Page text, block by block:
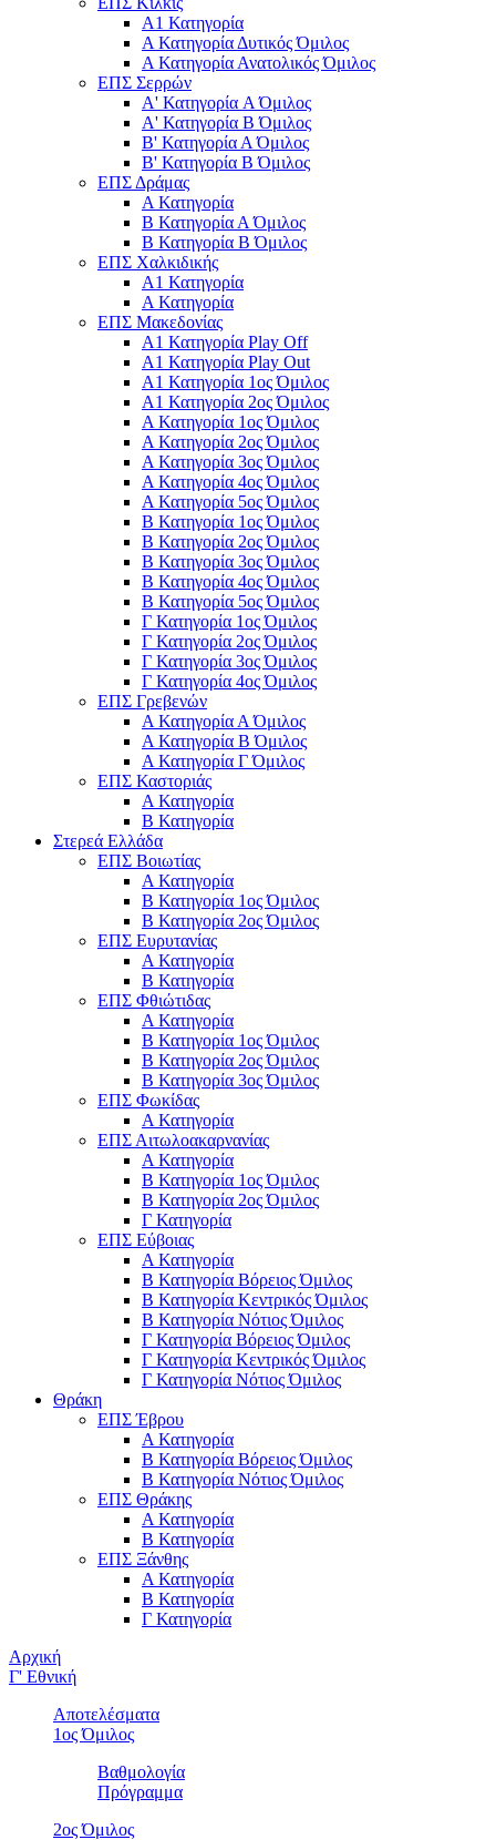
Α1 Κατηγορία
Α Κατηγορία Δυτικός Όμιλος
Α Κατηγορία Ανατολικός Όμιλος
ΕΠΣ Σερρών
Α' Κατηγορία A Όμιλος
Α' Κατηγορία Β Όμιλος
Β' Κατηγορία Α Όμιλος
Β' Κατηγορία Β Όμιλος
ΕΠΣ Δράμας
Α Κατηγορία
Β Κατηγορία Α Όμιλος
Β Κατηγορία Β Όμιλος
ΕΠΣ Χαλκιδικής
Α1 Κατηγορία
Α Κατηγορία
ΕΠΣ Μακεδονίας
Α1 Κατηγορία Play Off
Α1 Κατηγορία Play Out
Α1 Κατηγορία 1ος Όμιλος
Α1 Κατηγορία 2ος Όμιλος
Α Κατηγορία 1ος Όμιλος
Α Κατηγορία 2ος Όμιλος
Α Κατηγορία 3ος Όμιλος
Α Κατηγορία 4ος Όμιλος
Α Κατηγορία 5ος Όμιλος
Β Κατηγορία 1ος Όμιλος
Β Κατηγορία 2ος Όμιλος
Β Κατηγορία 3ος Όμιλος
Β Κατηγορία 4ος Όμιλος
Β Κατηγορία 5ος Όμιλος
Γ Κατηγορία 1ος Όμιλος
Γ Κατηγορία 2ος Όμιλος
Γ Κατηγορία 3ος Όμιλος
Γ Κατηγορία 4ος Όμιλος
ΕΠΣ Γρεβενών
Α Κατηγορία Α Όμιλος
Α Κατηγορία B Όμιλος
Α Κατηγορία Γ Όμιλος
ΕΠΣ Καστοριάς
Α Κατηγορία
Β Κατηγορία
Στερεά Ελλάδα
ΕΠΣ Βοιωτίας
Α Κατηγορία
Β Κατηγορία 1ος Όμιλος
Β Κατηγορία 2ος Όμιλος
ΕΠΣ Ευρυτανίας
Α Κατηγορία
Β Κατηγορία
ΕΠΣ Φθιώτιδας
Α Κατηγορία
Β Κατηγορία 1ος Όμιλος
Β Κατηγορία 2ος Όμιλος
Β Κατηγορία 3ος Όμιλος
ΕΠΣ Φωκίδας
Α Κατηγορία
ΕΠΣ Αιτωλοακαρνανίας
Α Κατηγορία
Β Κατηγορία 1ος Όμιλος
Β Κατηγορία 2ος Όμιλος
Γ Κατηγορία
ΕΠΣ Εύβοιας
Α Κατηγορία
Β Κατηγορία Βόρειος Όμιλος
Β Κατηγορία Κεντρικός Όμιλος
Β Κατηγορία Νότιος Όμιλος
Γ Κατηγορία Βόρειος Όμιλος
Γ Κατηγορία Κεντρικός Όμιλος
Γ Κατηγορία Νότιος Όμιλος
Θράκη
ΕΠΣ Έβρου
Α Κατηγορία
Β Κατηγορία Βόρειος Όμιλος
Β Κατηγορία Νότιος Όμιλος
ΕΠΣ Θράκης
Α Κατηγορία
Β Κατηγορία
ΕΠΣ Ξάνθης
Α Κατηγορία
Β Κατηγορία
Γ Κατηγορία
Αρχική
Γ' Εθνική
Αποτελέσματα
1ος Όμιλος
Βαθμολογία
Πρόγραμμα
2ος Όμιλος